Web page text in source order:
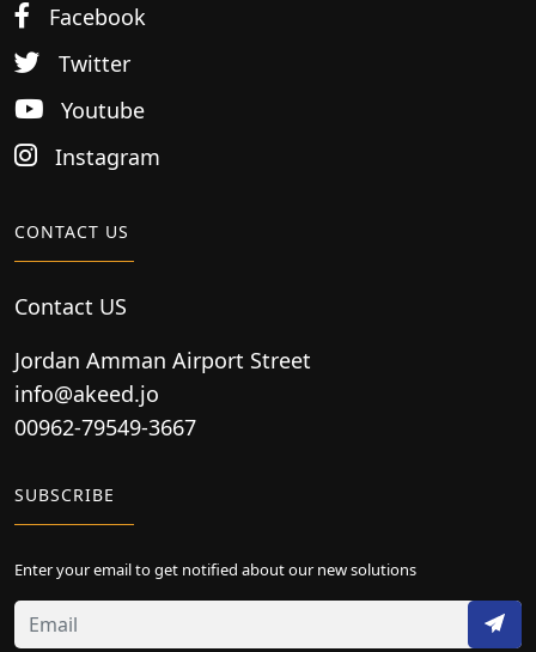
Facebook
Twitter
Youtube
Instagram
CONTACT US
Contact US
Jordan Amman Airport Street
info@akeed.jo
00962-79549-3667
SUBSCRIBE
Enter your email to get notified about our new solutions